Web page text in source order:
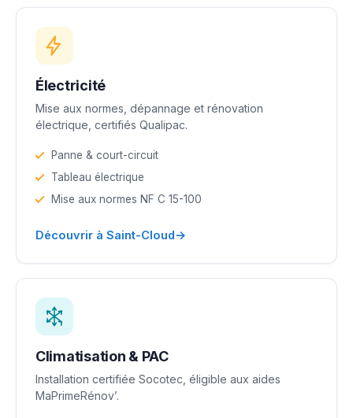
Électricité
Mise aux normes, dépannage et rénovation
électrique, certifiés Qualipac.
Panne & court-circuit
Tableau électrique
Mise aux normes NF C 15-100
Découvrir à Saint-Cloud→
Climatisation & PAC
Installation certifiée Socotec, éligible aux aides
MaPrimeRénov’.